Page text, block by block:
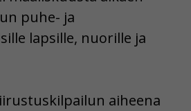
puhe- ja
lapsille, nuorille ja
aiheena